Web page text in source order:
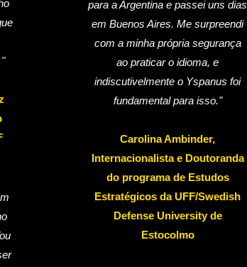
para a Argentina e passei uns dias
em Buenos Aires. Me surpreendi
com a minha própria segurança
ao praticar o idioma, e
indiscutivelmente o Yspanus foi
fundamental para isso."
Carolina Ambinder,
Internacionalista e Doutoranda
do programa de Estudos
Estratégicos da UFF/Swedish
Defense University de
Estocolmo